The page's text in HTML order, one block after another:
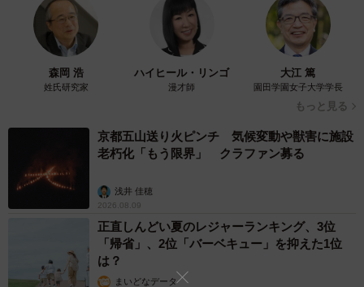
森岡 浩
姓氏研究家
ハイヒール・リンゴ
漫才師
大江 篤
園田学園女子大学学長
もっと見る
京都五山送り火ピンチ 気候変動や獣害に施設
老朽化「もう限界」 クラファン募る
浅井 佳穂
2026.08.09
正直しんどい夏のレジャーランキング、3位
「帰省」、2位「バーベキュー」を抑えた1位
は？
まいどなデータ